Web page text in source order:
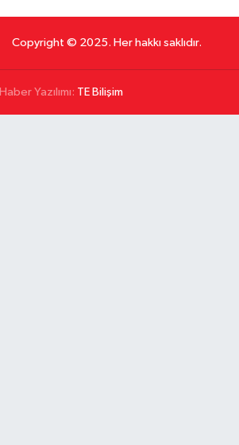
Copyright © 2025. Her hakkı saklıdır.
Haber Yazılımı: TE Bilişim